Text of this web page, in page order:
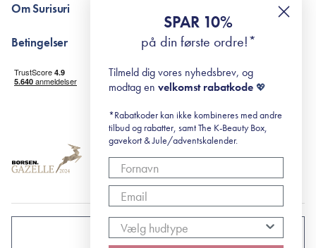
RE-ZIP
Retinol for begyndere
surisuri's mini guide til rosacea
Om Surisuri
Black Friday
Betingelser
Levering og returnering
Handelsbetingelser
Abonnementsbetingelser
DANMARK
SPAR 10%
på din første ordre!*
Tilmeld dig vores nyhedsbrev, og
modtag en velkomst rabatkode 💖
*Rabatkoder kan ikke kombineres med andre
tilbud og rabatter, samt The K-Beauty Box,
gavekort & Jule/adventskalender.